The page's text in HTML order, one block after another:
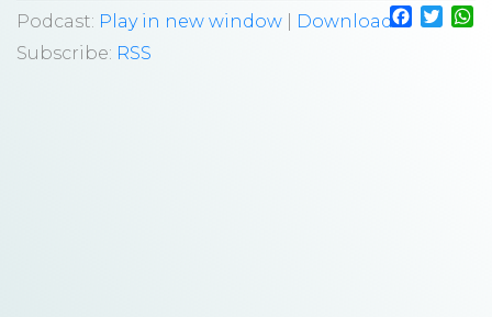
áudio
Podcast: Play in new window
Download
Subscribe: RSS